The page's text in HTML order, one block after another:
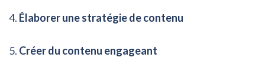
Élaborer une stratégie de contenu
Créer du contenu engageant